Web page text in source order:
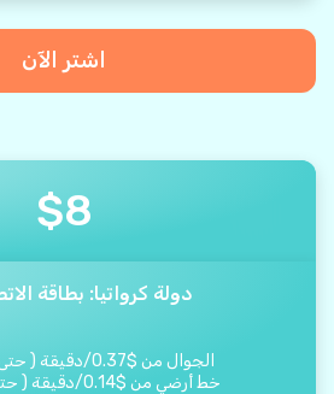
اشتر الآن
$8
دولة كرواتيا: بطاقة
الجوال من $
0.37
/دقيقة (
خط أرضي من $
0.14
/دقيقة (